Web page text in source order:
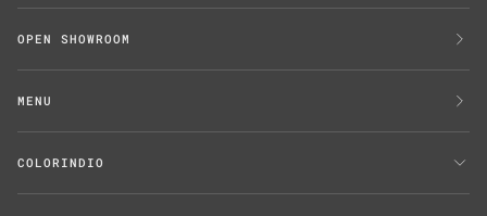
OPEN SHOWROOM
MENU
COLORINDIO